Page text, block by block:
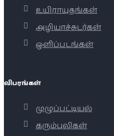
உயிராயுதங்கள்
அழியாச்சுடர்கள்
ஒளிப்படங்கள்
விபரங்கள்
முழுப்பட்டியல்
கரும்புலிகள்